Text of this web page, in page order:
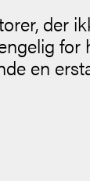
der
for
en